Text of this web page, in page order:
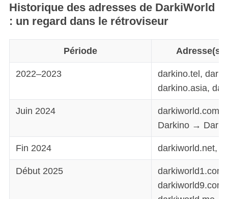
Historique des adresses de DarkiWorld
: un regard dans le rétroviseur
Période Adresse(s)
2022–2023
darkino.tel,
darkino.asia,
Juin 2024
darkiworld.com
Darkino →
Fin 2024 darkiworld.net,
Début 2025
darkiworld9.com,